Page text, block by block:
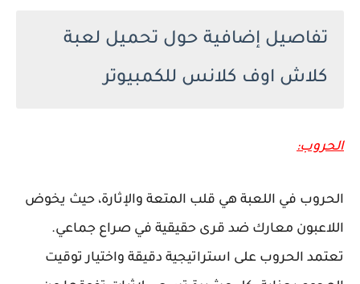
تفاصيل إضافية حول تحميل لعبة
كلاش اوف كلانس للكمبيوتر
الحروب:
الحروب في اللعبة هي قلب المتعة والإثارة، حيث يخوض
اللاعبون معارك ضد قرى حقيقية في صراع جماعي.
تعتمد الحروب على استراتيجية دقيقة واختيار توقيت